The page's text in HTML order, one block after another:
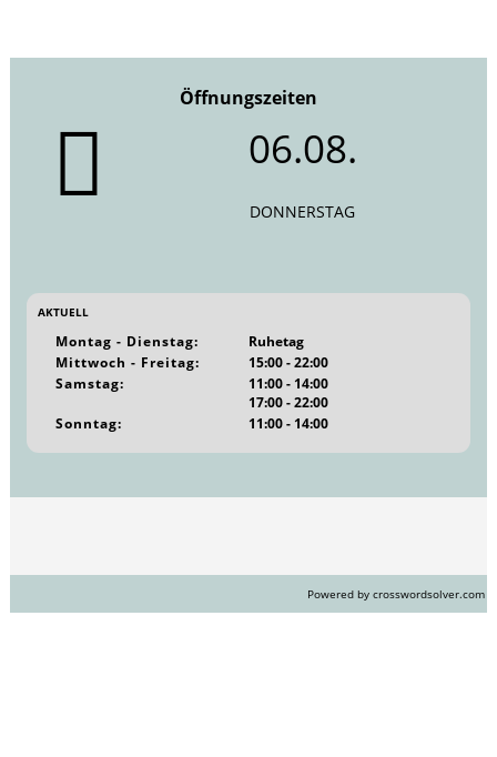
Öffnungszeiten
06.08.
DONNERSTAG
AKTUELL
Montag - Dienstag:
Ruhetag
Mittwoch - Freitag:
15:00 - 22:00
Samstag:
11:00 - 14:00
17:00 - 22:00
Sonntag:
11:00 - 14:00
Powered by crosswordsolver.com